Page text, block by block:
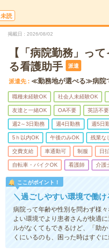
未読
掲載日 2026/08/02
【「病院勤務」っ
る看護助手
派遣
派遣先 ≪勤務地が選べる≫病院
職種未経験OK 社会人未経験OK
友達と一緒OK OA不要 英語不要
週2～3日勤務 週4日勤務 週5日
5ｈ以内OK 午後のみOK 残業な
交費支給 車通勤可 制服 日
自転車・バイクOK 看護師 介護
ここがポイント！
＼過ごしやすい環境で働
病院って年齢や性別を問わず様
よい環境でより患者さんが快適
ルがなくてもできるけど、「助
くにいるのも、困った時はすぐ